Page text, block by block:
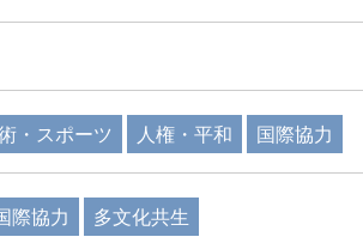
・スポーツ 人権・平和 国際協力
際協力 多文化共生